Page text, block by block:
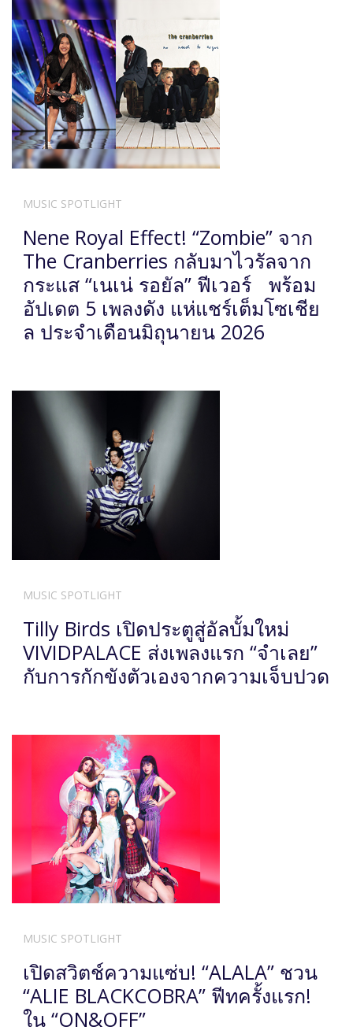
MUSIC SPOTLIGHT
Nene Royal Effect! “Zombie” จาก
The Cranberries กลับมาไวรัลจาก
กระแส “เนเน่ รอยัล” ฟีเวอร์ พร้อม
อัปเดต 5 เพลงดัง แห่แชร์เต็มโซเชีย
ล ประจำเดือนมิถุนายน 2026
MUSIC SPOTLIGHT
Tilly Birds เปิดประตูสู่อัลบั้มใหม่
VIVIDPALACE ส่งเพลงแรก “จำเลย”
กับการกักขังตัวเองจากความเจ็บปวด
MUSIC SPOTLIGHT
เปิดสวิตช์ความแซ่บ! “ALALA” ชวน
“ALIE BLACKCOBRA” ฟีทครั้งแรก!
ใน “ON&OFF”